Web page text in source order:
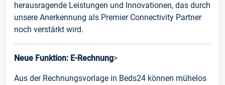
herausragende Leistungen und Innovationen, das durch
unsere Anerkennung als Premier Connectivity Partner
noch verstärkt wird.
Neue Funktion: E-Rechnung>
Aus der Rechnungsvorlage in Beds24 können mühelos